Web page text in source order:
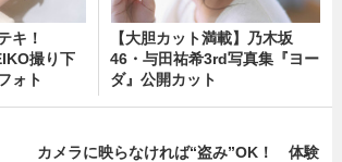
キ！
撮り下
ォト
【大胆カット満載】乃木坂
46・与田祐希3rd写真集『ヨー
ダ』公開カット
カメラに映らなければ“盗み”OK！ 体験